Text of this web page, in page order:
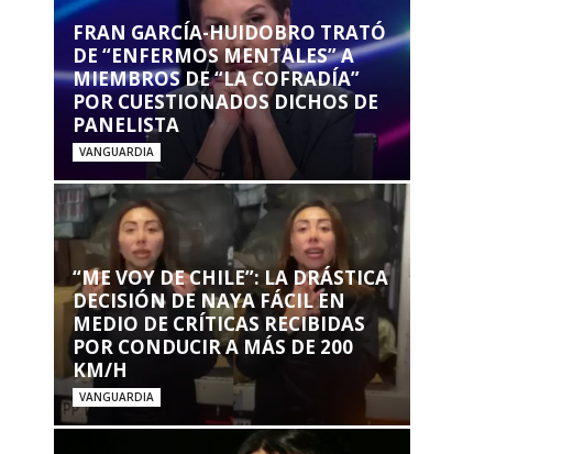
FRAN GARCÍA-HUIDOBRO TRATÓ
DE “ENFERMOS MENTALES” A
MIEMBROS DE “LA COFRADÍA”
POR CUESTIONADOS DICHOS DE
PANELISTA
VANGUARDIA
“ME VOY DE CHILE”: LA DRÁSTICA
DECISIÓN DE NAYA FÁCIL EN
MEDIO DE CRÍTICAS RECIBIDAS
POR CONDUCIR A MÁS DE 200
KM/H
VANGUARDIA